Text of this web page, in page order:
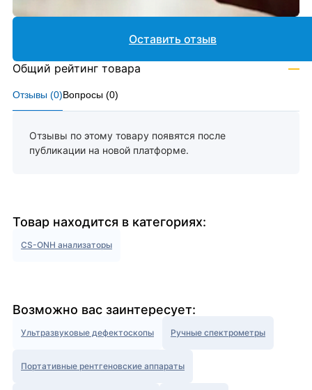
Отзывы (0)Вопросы (0)
Отзывы по этому товару появятся после
публикации на новой платформе.
Оставить отзыв
Общий рейтинг товара —
Товар находится в категориях:
CS-ONH анализаторы
Возможно вас заинтересует:
Ультразвуковые дефектоскопы Ручные спектрометры
Портативные рентгеновские аппараты